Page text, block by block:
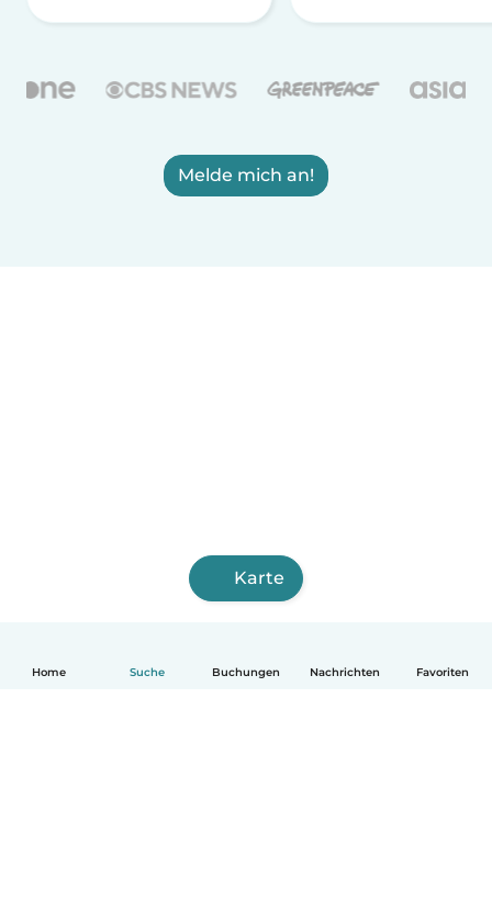
Home Suche Buchungen Nachrichten Favoriten
Melde mich an!
Karte